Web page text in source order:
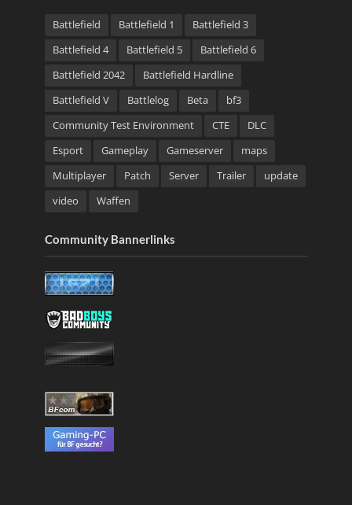
Battlefield Battlefield 1
Battlefield 3
Battlefield 4
Battlefield 5
Battlefield 6
Battlefield 2042
Battlefield Hardline
Battlefield V
Battlelog Beta
bf3
Community Test Environment
CTE
DLC
Esport
Gameplay Gameserver
maps
Multiplayer
Patch Server Trailer
update
video
Waffen
Community Bannerlinks